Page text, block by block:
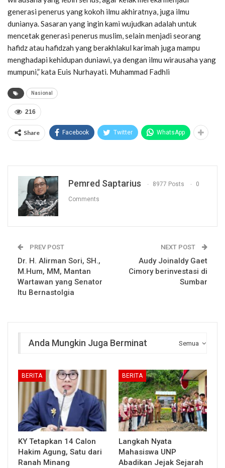
generasi penerus yang kokoh ilmu akhiratnya, juga ilmu
dunianya. Sasaran yang ingin kami wujudkan adalah untuk
mencetak generasi penerus muslim, selain menjadi seorang
hafidz atau hafidzah yang berakhlakul karimah juga mampu
menghadapi kehidupan duniawi, ya dengan ilmu wirausaha yang
mumpuni,” kata Euis Nurhayati. Muhammad Fadhli
Nasional
216
Share Facebook Twitter WhatsApp
Pemred Saptarius 8977 Posts 0
Comments
PREV POST
Dr. H. Alirman Sori, SH.,
M.Hum, MM, Mantan
Wartawan yang Senator
Itu Bernastolgia
NEXT POST
Audy Joinaldy Gaet
Cimory berinvestasi di
Sumbar
Semua
Anda Mungkin Juga Berminat
BERITA
KY Tetapkan 14 Calon
Hakim Agung, Satu dari
Ranah Minang
BERITA
Langkah Nyata
Mahasiswa UNP
Abadikan Jejak Sejarah